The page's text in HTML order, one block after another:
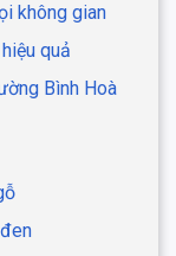
không gian
quả
Bình Hoà